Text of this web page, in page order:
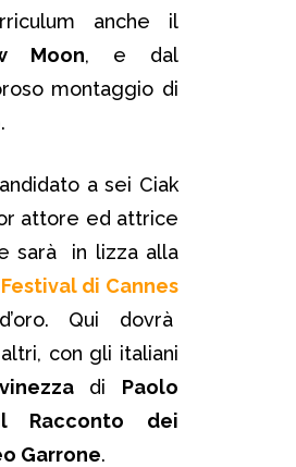
anche il
Moon, e dal
montaggio di
.
a sei Ciak
attore ed attrice
sarà in lizza alla
Festival di Cannes
Qui dovrà
con gli italiani
di Paolo
Racconto dei
Garrone.